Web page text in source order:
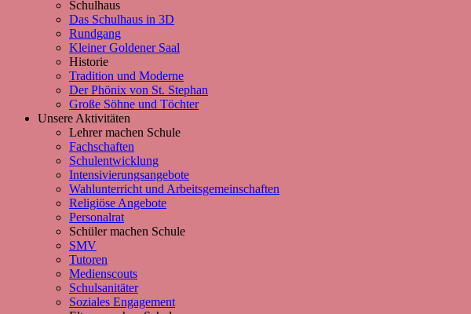
Schulhaus
Das Schulhaus in 3D
Rundgang
Kleiner Goldener Saal
Historie
Tradition und Moderne
Der Phönix von St. Stephan
Große Söhne und Töchter
Unsere Aktivitäten
Lehrer machen Schule
Fachschaften
Schulentwicklung
Intensivierungsangebote
Wahlunterricht und Arbeitsgemeinschaften
Religiöse Angebote
Personalrat
Schüler machen Schule
SMV
Tutoren
Medienscouts
Schulsanitäter
Soziales Engagement